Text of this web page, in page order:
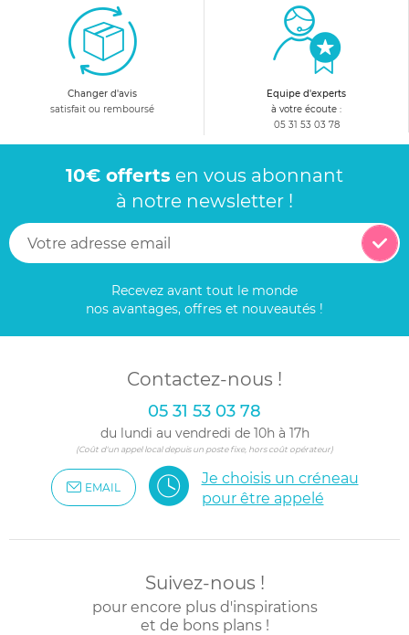
Changer d'avis
satisfait ou remboursé
Equipe d'experts
à votre écoute :
05 31 53 03 78
10€ offerts en vous abonnant
à notre newsletter !
Recevez avant tout le monde
nos avantages, offres et nouveautés !
Contactez-nous !
05 31 53 03 78
du lundi au vendredi de 10h à 17h
(Coût d'un appel local depuis un poste fixe, hors coût opérateur)
EMAIL
Je choisis un créneau
pour être appelé
Suivez-nous !
pour encore plus d'inspirations
et de bons plans !